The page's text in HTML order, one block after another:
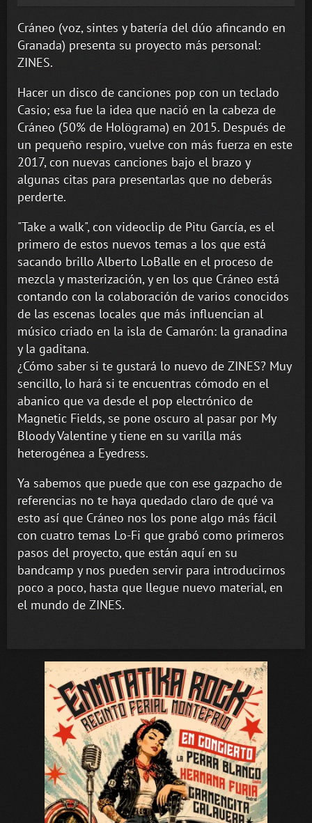
Cráneo (voz, sintes y batería del dúo afincando en
Granada) presenta su proyecto más personal:
ZINES.
Hacer un disco de canciones pop con un teclado
Casio; esa fue la idea que nació en la cabeza de
Cráneo (50% de Holögrama) en 2015. Después de
un pequeño respiro, vuelve con más fuerza en este
2017, con nuevas canciones bajo el brazo y
algunas citas para presentarlas que no deberás
perderte.
"Take a walk", con videoclip de Pitu García, es el
primero de estos nuevos temas a los que está
sacando brillo Alberto LoBalle en el proceso de
mezcla y masterización, y en los que Cráneo está
contando con la colaboración de varios conocidos
de las escenas locales que más influencian al
músico criado en la isla de Camarón: la granadina
y la gaditana.
¿Cómo saber si te gustará lo nuevo de ZINES? Muy
sencillo, lo hará si te encuentras cómodo en el
abanico que va desde el pop electrónico de
Magnetic Fields, se pone oscuro al pasar por My
Bloody Valentine y tiene en su varilla más
heterogénea a Eyedress.
Ya sabemos que puede que con ese gazpacho de
referencias no te haya quedado claro de qué va
esto así que Cráneo nos los pone algo más fácil
con cuatro temas Lo-Fi que grabó como primeros
pasos del proyecto, que están aquí en su
bandcamp y nos pueden servir para introducirnos
poco a poco, hasta que llegue nuevo material, en
el mundo de ZINES.